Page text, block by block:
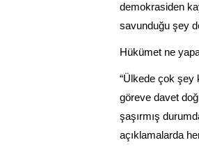
demokrasiden
savunduğu şey
Hükümet ne
“Ülkede çok şey
göreve davet
şaşırmış
açıklamalarda